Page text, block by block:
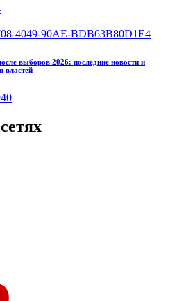
выборов 2026: последние новости и
властей